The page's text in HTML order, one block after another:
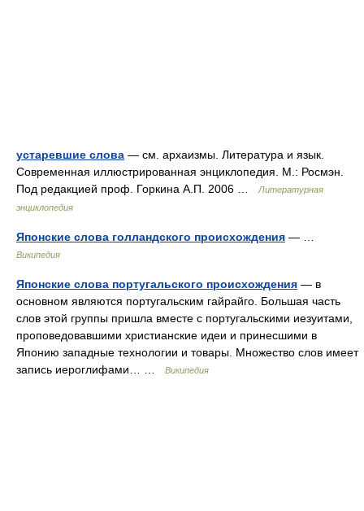
устаревшие слова — см. архаизмы. Литература и язык.
Современная иллюстрированная энциклопедия. М.: Росмэн.
Под редакцией проф. Горкина А.П. 2006 …
Литературная
энциклопедия
Японские слова голландского происхождения — …
Википедия
Японские слова португальского происхождения — в
основном являются португальским гайрайго. Большая часть
слов этой группы пришла вместе с португальскими иезуитами,
проповедовавшими христианские идеи и принесшими в
Японию западные технологии и товары. Множество слов имеет
запись иероглифами… …
Википедия